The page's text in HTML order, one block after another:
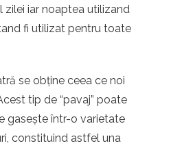
iar noaptea utilizand
fi utilizat pentru toate
se obține ceea ce noi
tip de “pavaj” poate
gasește într-o varietate
constituind astfel una